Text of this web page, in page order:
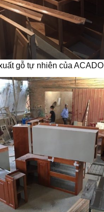
gỗ tự nhiên của ACADO